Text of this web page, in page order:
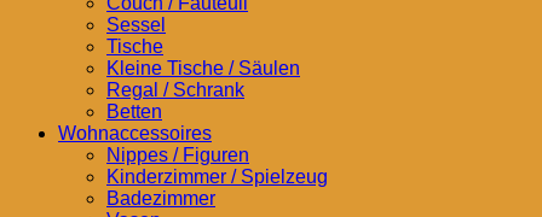
Sessel
Tische
Kleine Tische / Säulen
Regal / Schrank
Betten
Wohnaccessoires
Nippes / Figuren
Kinderzimmer / Spielzeug
Badezimmer